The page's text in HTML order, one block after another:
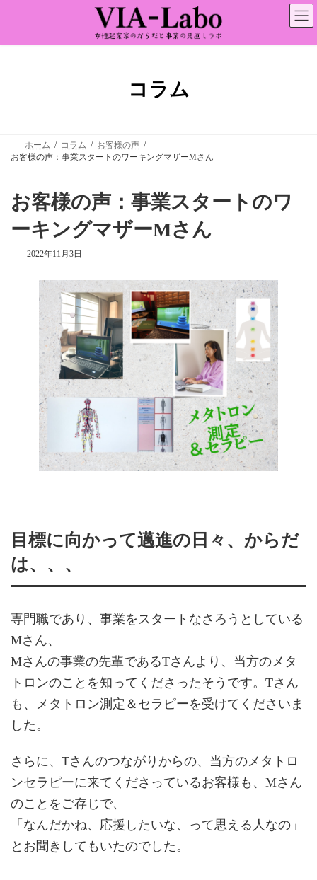
ン
ー
コラム
ホーム コラム
お客様の声
お客様の声：事業スタートのワーキングマザーMさん
お客様の声：事業スタートのワ
ーキングマザーMさん
2022年11月3日
目標に向かって邁進の日々、からだ
は、、、
専門職であり、事業をスタートなさろうとしている
Mさん、
Mさんの事業の先輩であるTさんより、当方のメタ
トロンのことを知ってくださったそうです。Tさん
も、メタトロン測定＆セラピーを受けてくださいま
した。
さらに、Tさんのつながりからの、当方のメタトロ
ンセラピーに来てくださっているお客様も、Mさん
のことをご存じで、
「なんだかね、応援したいな、って思える人なの」
とお聞きしてもいたのでした。